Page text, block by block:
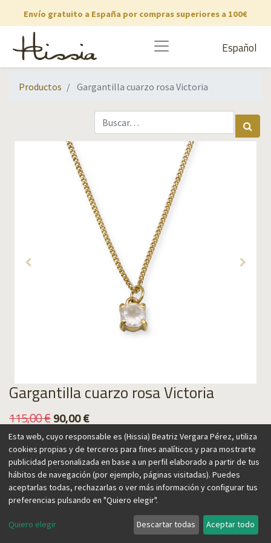
Envío gratuito a España por compras superiores a 100€
Español
Productos Gargantilla cuarzo rosa Victoria
Gargantilla cuarzo rosa Victoria
115,00€90,00€
Agregar al carrito
Esta delicada y femenina gargantilla combina un colgante de
Esta web, cuyo responsable es (Hissia) Beatriz Vergara Pérez, utiliza
cookies propias y de terceros para fines analíticos y para mostrarte
publicidad personalizada en base a un perfil elaborado a partir de tus
hábitos de navegación (por ejemplo, páginas visitadas). Puedes
aceptarlas todas, rechazarlas o ver más información y configurar tus
preferencias pulsando en "Quiero elegir".
Quiero elegir Descartar todas Aceptar todo